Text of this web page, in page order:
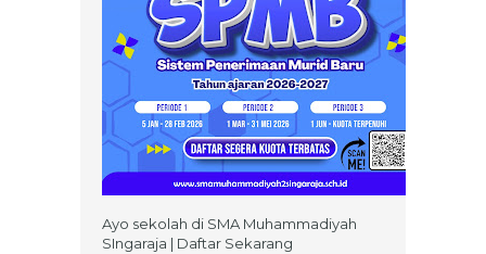
Ayo sekolah di SMA Muhammadiyah
SIngaraja | Daftar Sekarang